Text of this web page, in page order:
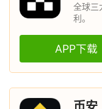
全球三
利。
APP下载